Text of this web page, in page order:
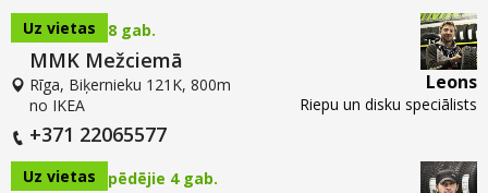
Uz vietas 8 gab.
MMK Mežciemā
Rīga, Biķernieku 121K, 800m
no IKEA
+371 22065577
Leons
Riepu un disku speciālists
Uz vietas pēdējie 4 gab.